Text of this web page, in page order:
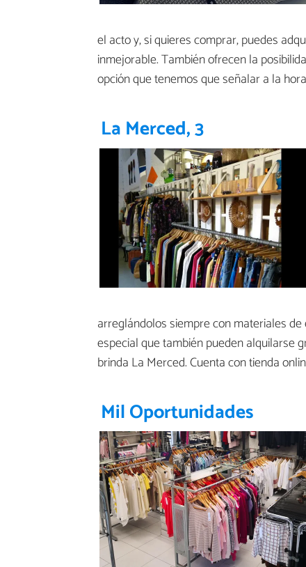
el acto y, si quieres comprar, puedes
inmejorable. También ofrecen la
opción que tenemos que señalar a la
La Merced, 3
arreglándolos siempre con materiales
especial que también pueden alquilarse
brinda La Merced. Cuenta con tienda
Mil Oportunidades